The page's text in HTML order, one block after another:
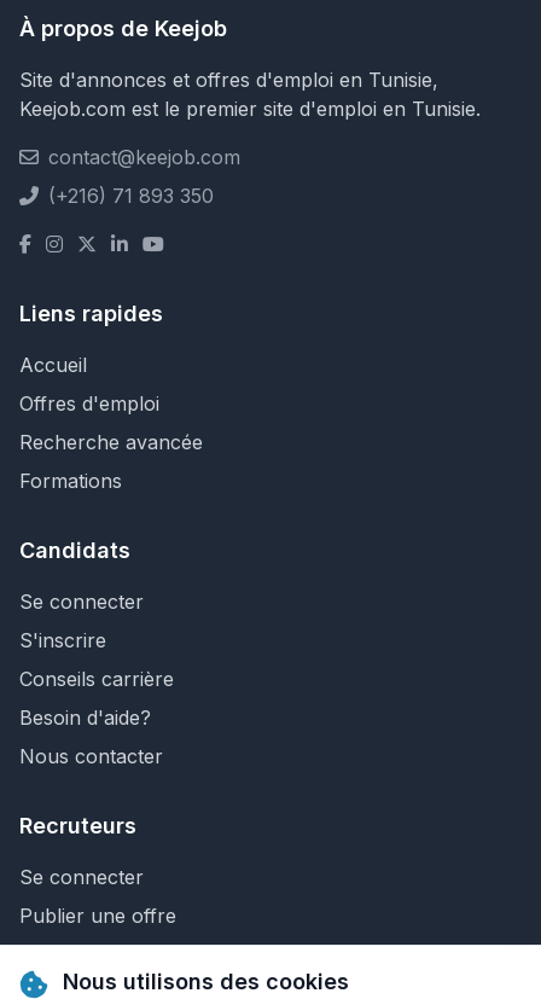
À propos de Keejob
Site d'annonces et offres d'emploi en Tunisie,
Keejob.com est le premier site d'emploi en Tunisie.
contact@keejob.com
(+216) 71 893 350
Liens rapides
Accueil
Offres d'emploi
Recherche avancée
Formations
Candidats
Se connecter
S'inscrire
Conseils carrière
Besoin d'aide?
Nous contacter
Recruteurs
Se connecter
Publier une offre
Nous contacter
Nous utilisons des cookies